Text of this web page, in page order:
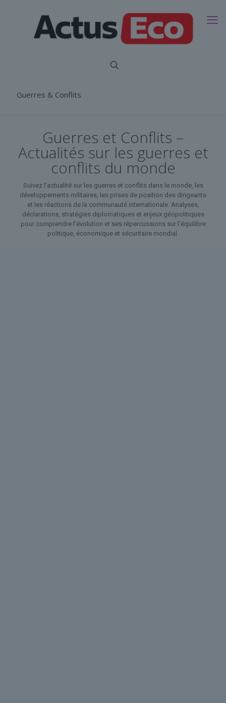
Guerres & Conflits
Guerres et Conflits –
Actualités sur les guerres et
conflits du monde
Suivez l’actualité sur les guerres et conflits dans le monde, les
développements militaires, les prises de position des dirigeants
et les réactions de la communauté internationale. Analyses,
déclarations, stratégies diplomatiques et enjeux géopolitiques
pour comprendre l’évolution et ses répercussions sur l’équilibre
politique, économique et sécuritaire mondial.